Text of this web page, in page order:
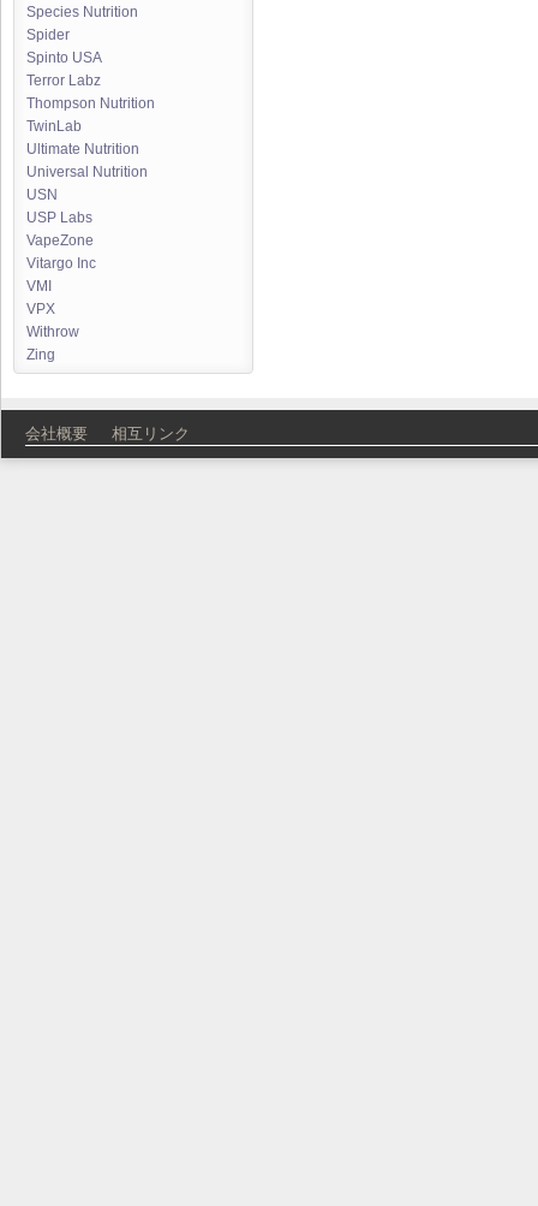
Species Nutrition
Spider
Spinto USA
Terror Labz
Thompson Nutrition
TwinLab
Ultimate Nutrition
Universal Nutrition
USN
USP Labs
VapeZone
Vitargo Inc
VMI
VPX
Withrow
Zing
会社概要 相互リンク